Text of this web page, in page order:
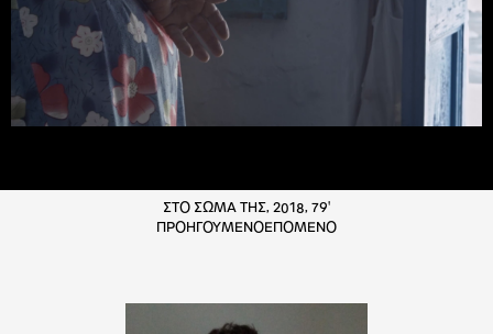
ΣΤΟ ΣΩΜΑ ΤΗΣ, 2018, 79'
ΠΡΟΗΓΟΥΜΕΝΟΕΠΟΜΕΝΟ